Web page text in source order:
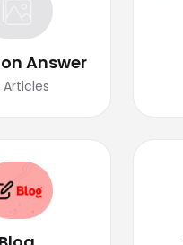
Answer
Articles